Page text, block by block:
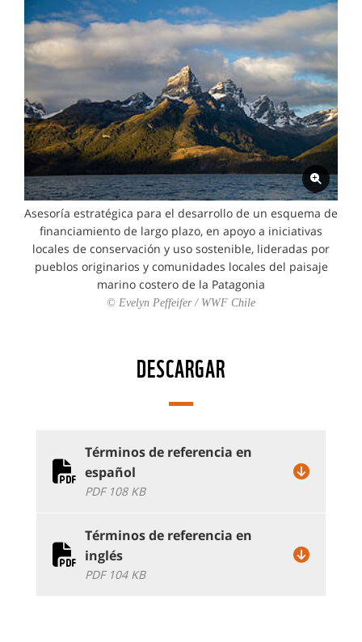
Asesoría estratégica para el desarrollo de un esquema de
financiamiento de largo plazo, en apoyo a iniciativas
locales de conservación y uso sostenible, lideradas por
pueblos originarios y comunidades locales del paisaje
marino costero de la Patagonia
© Evelyn Peffeifer / WWF Chile
DESCARGAR
Términos de referencia en
español
PDF 108 KB
Términos de referencia en
inglés
PDF 104 KB